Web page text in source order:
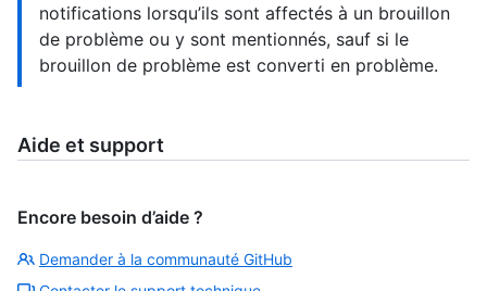
notifications lorsqu’ils sont affectés à un brouillon
de problème ou y sont mentionnés, sauf si le
brouillon de problème est converti en problème.
Aide et support
Encore besoin d’aide ?
Demander à la communauté GitHub